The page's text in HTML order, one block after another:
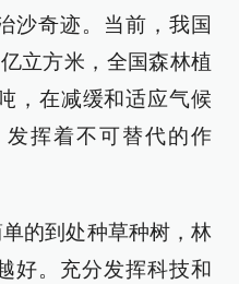
沙奇迹。当前，我国
立方米，全国森林植
，在减缓和适应气候
挥着不可替代的作
的到处种草种树，林
好。充分发挥科技和